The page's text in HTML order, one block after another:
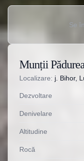
Se
Munții
Localizare: j. Bihor,
Dezvoltare
Denivelare
Altitudine
Rocă